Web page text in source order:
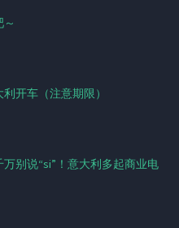
开车（注意期限）
别说“si”！意大利多起商业电